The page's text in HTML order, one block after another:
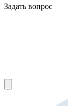
Задать вопрос